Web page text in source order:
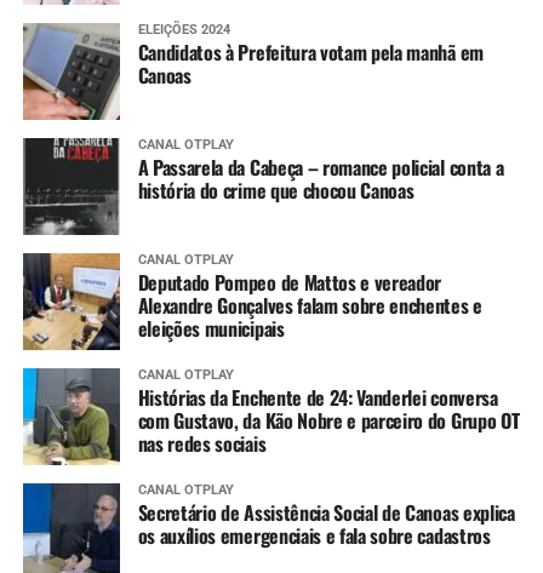
ELEIÇÕES 2024
Candidatos à Prefeitura votam pela manhã em
Canoas
CANAL OTPLAY
A Passarela da Cabeça – romance policial conta a
história do crime que chocou Canoas
CANAL OTPLAY
Deputado Pompeo de Mattos e vereador
Alexandre Gonçalves falam sobre enchentes e
eleições municipais
CANAL OTPLAY
Histórias da Enchente de 24: Vanderlei conversa
com Gustavo, da Kão Nobre e parceiro do Grupo OT
nas redes sociais
CANAL OTPLAY
Secretário de Assistência Social de Canoas explica
os auxílios emergenciais e fala sobre cadastros